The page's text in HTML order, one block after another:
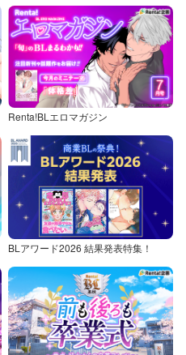
Renta!BLエロマガジン
BLアワード2026 結果発表特集！